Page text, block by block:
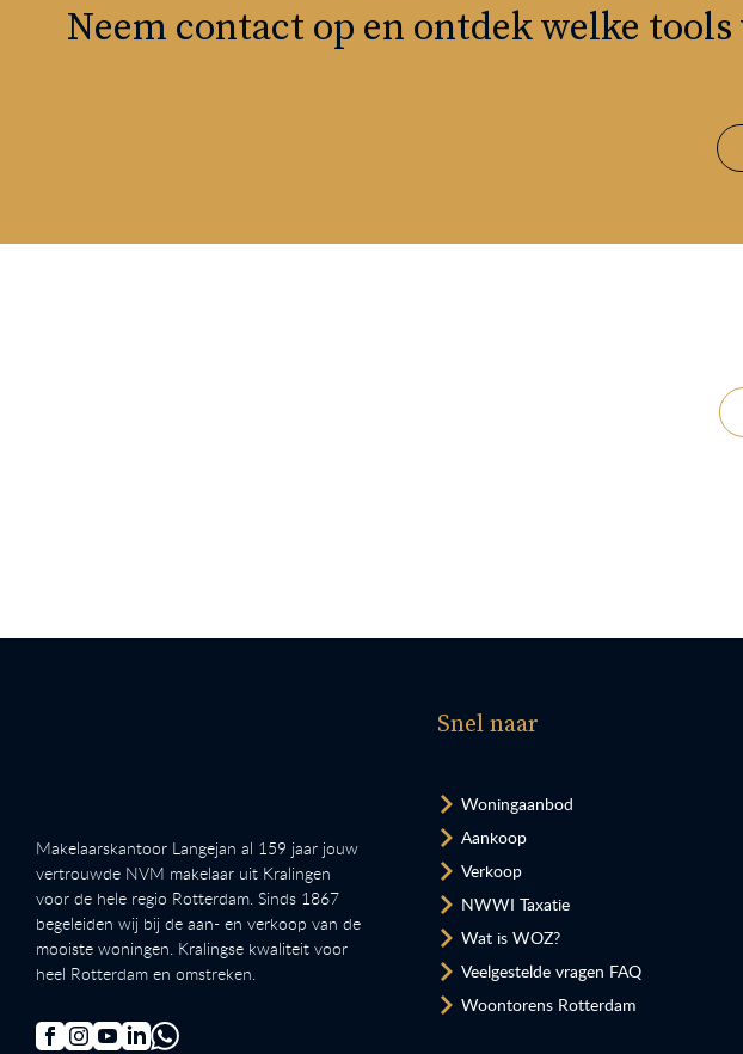
Neem contact op en ontdek welke
Makelaarskantoor Langejan al 159 jaar jouw
vertrouwde NVM makelaar uit Kralingen
voor de hele regio Rotterdam. Sinds 1867
begeleiden wij bij de aan- en verkoop van de
mooiste woningen. Kralingse kwaliteit voor
heel Rotterdam en omstreken.
Snel naar
Woningaanbod
Aankoop
Verkoop
NWWI Taxatie
Wat is WOZ?
Veelgestelde vragen FAQ
Woontorens Rotterdam